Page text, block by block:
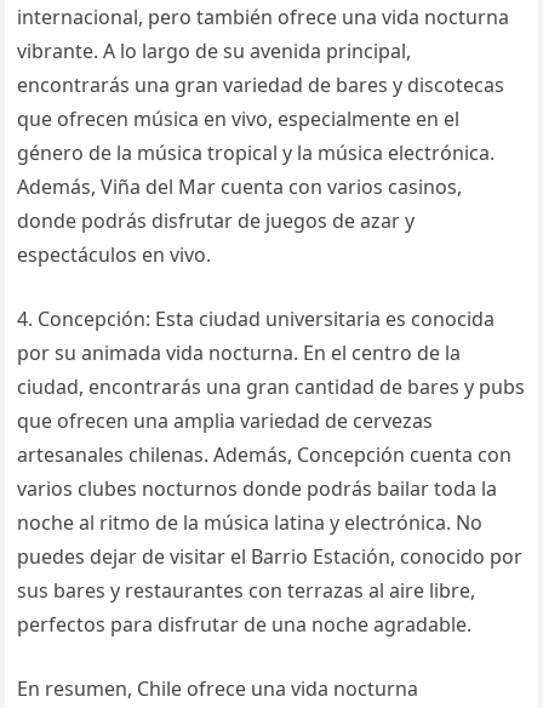
internacional, pero también ofrece una vida nocturna
vibrante. A lo largo de su avenida principal,
encontrarás una gran variedad de bares y discotecas
que ofrecen música en vivo, especialmente en el
género de la música tropical y la música electrónica.
Además, Viña del Mar cuenta con varios casinos,
donde podrás disfrutar de juegos de azar y
espectáculos en vivo.
4. Concepción: Esta ciudad universitaria es conocida
por su animada vida nocturna. En el centro de la
ciudad, encontrarás una gran cantidad de bares y pubs
que ofrecen una amplia variedad de cervezas
artesanales chilenas. Además, Concepción cuenta con
varios clubes nocturnos donde podrás bailar toda la
noche al ritmo de la música latina y electrónica. No
puedes dejar de visitar el Barrio Estación, conocido por
sus bares y restaurantes con terrazas al aire libre,
perfectos para disfrutar de una noche agradable.
En resumen, Chile ofrece una vida nocturna